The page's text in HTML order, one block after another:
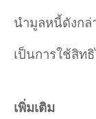
นำมูลหนี้ดังกล่
เป็นการใช้สิท
เพิ่มเติม